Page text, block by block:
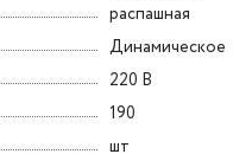
распашная
Динамическое
220 В
190
шт